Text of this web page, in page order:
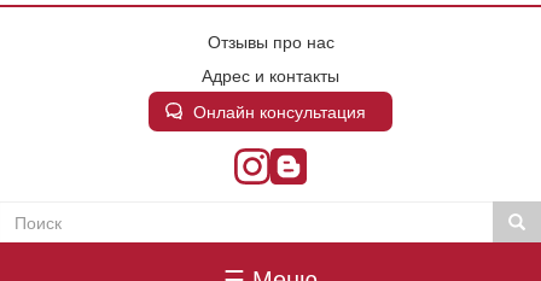
Отзывы про нас
Адрес и контакты
Онлайн консультация
Пошукова
Поиск